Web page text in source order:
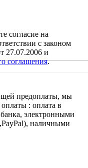
согласие на
с законом
27.07.2006 и
соглашения.
предоплаты, мы
: оплата в
электронными
наличными